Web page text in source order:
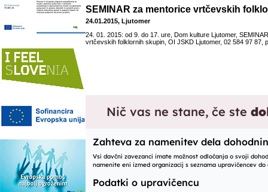
SEMINAR za mentorice vrtčevskih
24.01.2015, Ljutomer
24. 01. 2015: od 9. do 17. ure, Dom kulture Ljutomer,
vrtčevskih folklornih skupin, OI JSKD Ljutomer, 02 584 97 87,